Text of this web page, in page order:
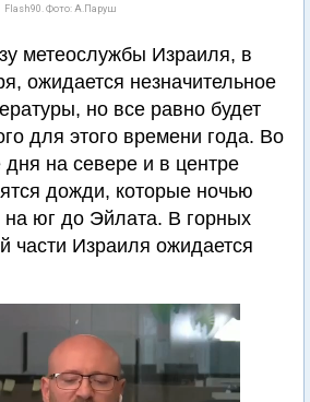
Flash90. Фото: А.Паруш
метеослужбы Израиля, в
ожидается незначительное
но все равно будет
для этого времени года. Во
на севере и в центре
дожди, которые ночью
на юг до Эйлата. В горных
части Израиля ожидается